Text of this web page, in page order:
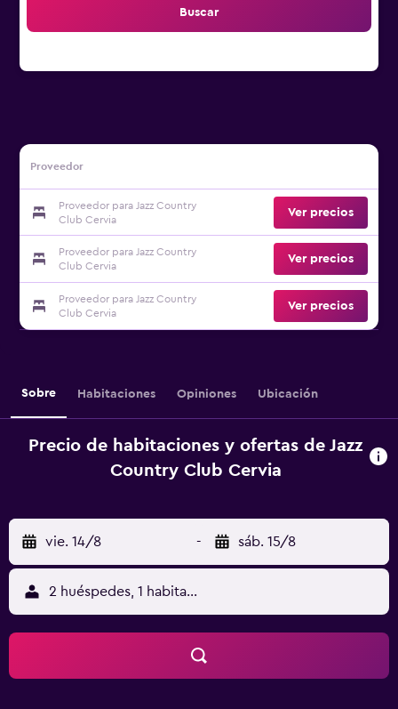
Buscar
Proveedor
Proveedor para Jazz Country
Club Cervia
Ver precios
Proveedor para Jazz Country
Club Cervia
Ver precios
Proveedor para Jazz Country
Club Cervia
Ver precios
Sobre Habitaciones Opiniones Ubicación
Precio de habitaciones y ofertas de Jazz
Country Club Cervia
vie. 14/8 - sáb. 15/8
2 huéspedes, 1 habitación